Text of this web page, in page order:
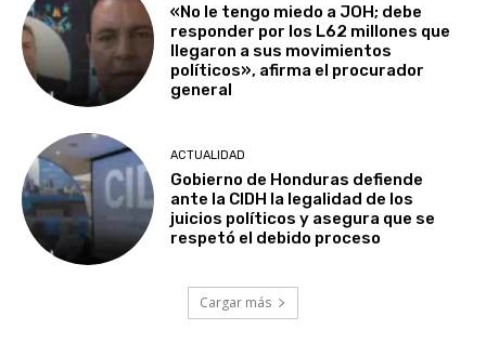
«No le tengo miedo a JOH; debe
responder por los L62 millones que
llegaron a sus movimientos
políticos», afirma el procurador
general
ACTUALIDAD
Gobierno de Honduras defiende
ante la CIDH la legalidad de los
juicios políticos y asegura que se
respetó el debido proceso
Cargar más